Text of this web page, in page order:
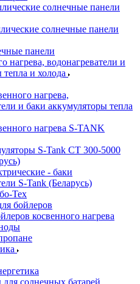
солнечные панели
солнечные панели
панели
нагрева, водонагреватели и
и холода
нагрева,
и баки аккумуляторы тепла
нагрева S-TANK
S-Tank СТ 300-5000
- баки
S-Tank (Беларусь)
Тех
бойлеров
косвенного нагрева
солнечных батарей